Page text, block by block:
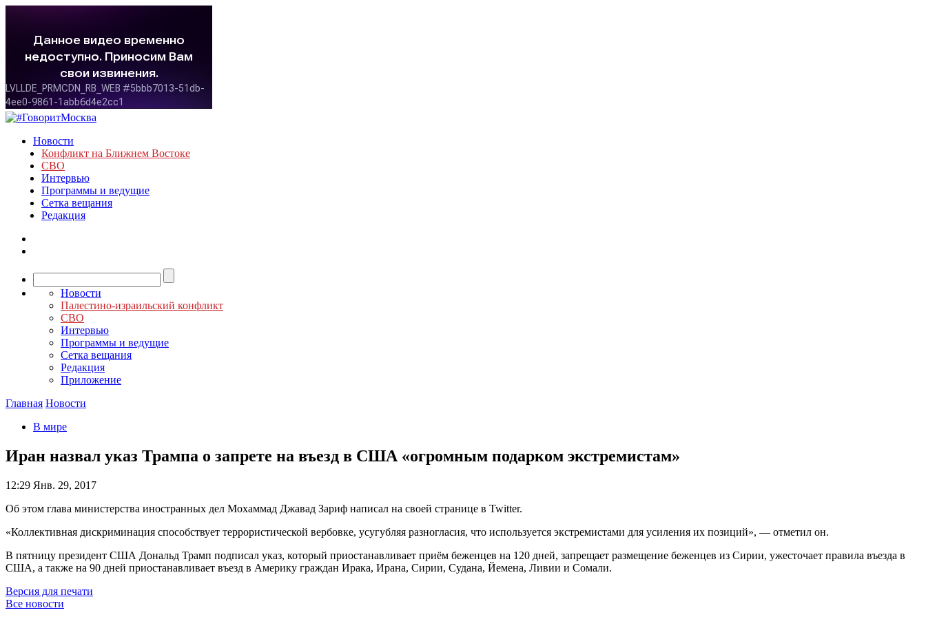
Новости
Конфликт на Ближнем Востоке
СВО
Интервью
Программы и ведущие
Сетка вещания
Редакция
Новости
Палестино-израильский конфликт
СВО
Интервью
Программы и ведущие
Сетка вещания
Редакция
Приложение
Главная Новости
В мире
Иран назвал указ Трампа о запрете на въезд в США «огромным подарком экстремистам»
12:29 Янв. 29, 2017
Об этом глава министерства иностранных дел Мохаммад Джавад Зариф написал на своей странице в Twitter.
«Коллективная дискриминация способствует террористической вербовке, усугубляя разногласия, что используется экстремистами для усиления их позиций», — отметил он.
В пятницу президент США Дональд Трамп подписал указ, который приостанавливает приём беженцев на 120 дней, запрещает размещение беженцев из Сирии, ужесточает правила въезда в
США, а также на 90 дней приостанавливает въезд в Америку граждан Ирака, Ирана, Сирии, Судана, Йемена, Ливии и Сомали.
Версия для печати
Все новости